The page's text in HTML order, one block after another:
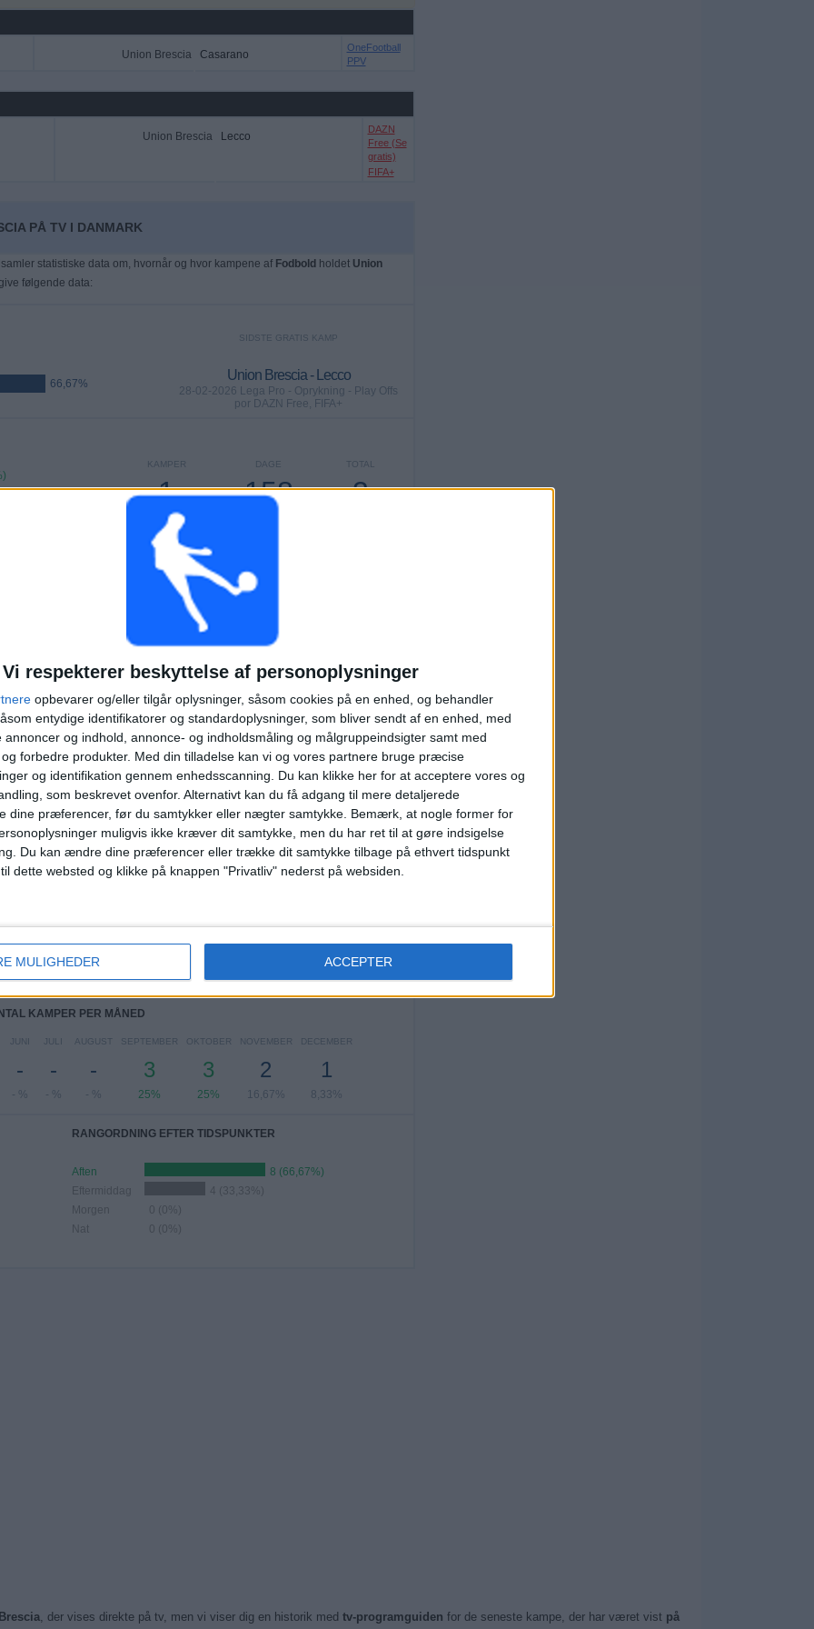
Vi respekterer beskyttelse af personoplysninger
opbevarer og/eller tilgår oplysninger, såsom cookies på en enhed, og behandler
entydige identifikatorer og standardoplysninger, som bliver sendt af en enhed, med
annoncer og indhold, annonce- og indholdsmåling og målgruppeindsigter samt med
forbedre produkter. Med din tilladelse kan vi og vores partnere bruge præcise
og identifikation gennem enhedsscanning. Du kan klikke her for at acceptere vores og
som beskrevet ovenfor. Alternativt kan du få adgang til mere detaljerede
dine præferencer, før du samtykker eller nægter samtykke. Bemærk, at nogle former for
muligvis ikke kræver dit samtykke, men du har ret til at gøre indsigelse
Du kan ændre dine præferencer eller trække dit samtykke tilbage på ethvert tidspunkt
dette websted og klikke på knappen "Privatliv" nederst på websiden.
MULIGHEDER ACCEPTER
Union Brescia Casarano
OneFootball
PPV
Union Brescia Lecco
DAZN
Free (Se
gratis)
FIFA+
PÅ TV I DANMARK
statistiske data om, hvornår og hvor kampene af Fodbold holdet Union
følgende data:
66,67%
SIDSTE GRATIS KAMP
Union Brescia - Lecco
28-02-2026 Lega Pro - Oprykning - Play Offs
por DAZN Free, FIFA+
TOTAL
3
DAGE
158
KAMPER
1
KONTINUERLIGT
BETALTE
MAKSIMUM
Verona
RANGORDNING EFTER KONKURRENCER
Lega Pro - Oprykning - Play Offs
10 (83,33%)
Coppa Italia Serie C
2 (16,67%)
Se komplet rangordning
2 1 - 3 3
KAMPER PER MÅNED
JUNI
-
- %
JULI
-
- %
AUGUST
-
- %
SEPTEMBER
3
25%
OKTOBER
3
25%
NOVEMBER
2
16,67%
DECEMBER
1
8,33%
RANGORDNING EFTER TIDSPUNKTER
Aften
8 (66,67%)
Eftermiddag
4 (33,33%)
Morgen
0 (0%)
Nat
0 (0%)
, der vises direkte på tv, men vi viser dig en historik med tv-programguiden for de seneste kampe, der har været vist på